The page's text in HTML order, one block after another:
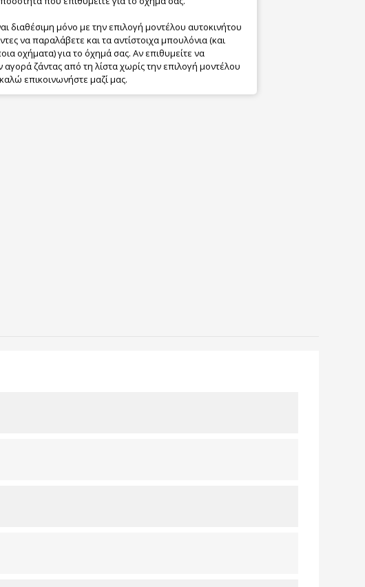
διαθέσιμη μόνο με την επιλογή μοντέλου αυτοκινήτου
να παραλάβετε και τα αντίστοιχα μπουλόνια (και
οχήματα) για το όχημά σας. Αν επιθυμείτε να
ζάντας από τη λίστα χωρίς την επιλογή μοντέλου
επικοινωνήστε μαζί μας.